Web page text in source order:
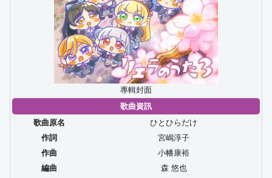
專輯封面
歌曲資訊
歌曲原名
ひとひらだけ
作詞
宮嶋淳子
作曲
小幡康裕
編曲
森 悠也